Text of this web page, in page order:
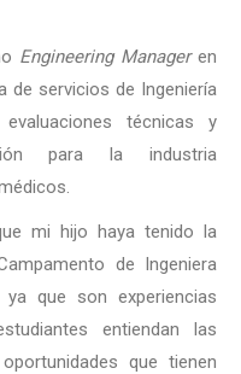
Engineering Manageren
de servicios de Ingeniería
técnicas y
para la industria
mi hijo haya tenido la
de Ingeniera
que son experiencias
entiendan las
que tienen